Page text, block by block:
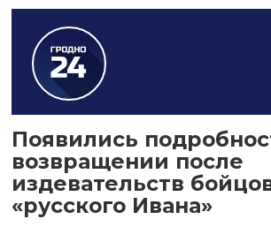
Появились
возвращении после
издевательств
«русского Ивана»